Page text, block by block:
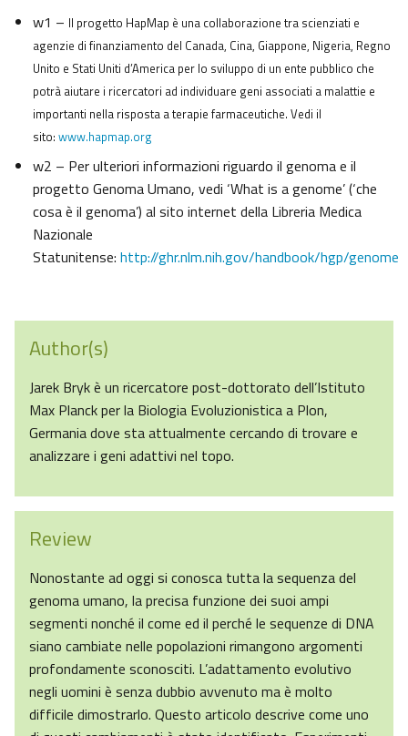
w1 – Il progetto HapMap è una collaborazione tra scienziati e
agenzie di finanziamento del Canada, Cina, Giappone, Nigeria, Regno
Unito e Stati Uniti d’America per lo sviluppo di un ente pubblico che
potrà aiutare i ricercatori ad individuare geni associati a malattie e
importanti nella risposta a terapie farmaceutiche. Vedi il
sito: www.hapmap.org
w2 – Per ulteriori informazioni riguardo il genoma e il
progetto Genoma Umano, vedi ‘What is a genome’ (‘che
cosa è il genoma’) al sito internet della Libreria Medica
Nazionale
Statunitense: http://ghr.nlm.nih.gov/handbook/hgp/genome
Author(s)
Jarek Bryk è un ricercatore post-dottorato dell’Istituto
Max Planck per la Biologia Evoluzionistica a Plon,
Germania dove sta attualmente cercando di trovare e
analizzare i geni adattivi nel topo.
Review
Nonostante ad oggi si conosca tutta la sequenza del
genoma umano, la precisa funzione dei suoi ampi
segmenti nonché il come ed il perché le sequenze di DNA
siano cambiate nelle popolazioni rimangono argomenti
profondamente sconosciti. L’adattamento evolutivo
negli uomini è senza dubbio avvenuto ma è molto
difficile dimostrarlo. Questo articolo descrive come uno